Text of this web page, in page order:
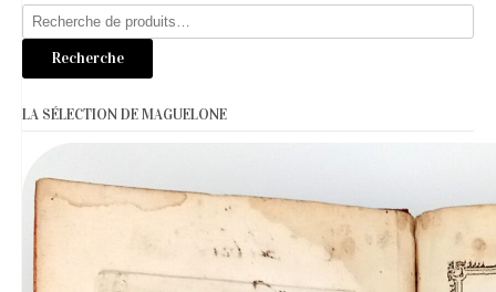
Recherche
pour :
Recherche
LA SÉLECTION DE MAGUELONE